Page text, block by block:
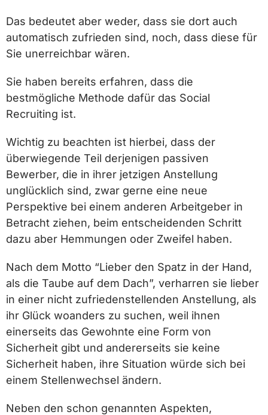
Das bedeutet aber weder, dass sie dort auch
automatisch zufrieden sind, noch, dass diese für
Sie unerreichbar wären.
Sie haben bereits erfahren, dass die
bestmögliche Methode dafür das Social
Recruiting ist.
Wichtig zu beachten ist hierbei, dass der
überwiegende Teil derjenigen passiven
Bewerber, die in ihrer jetzigen Anstellung
unglücklich sind, zwar gerne eine neue
Perspektive bei einem anderen Arbeitgeber in
Betracht ziehen, beim entscheidenden Schritt
dazu aber Hemmungen oder Zweifel haben.
Nach dem Motto “Lieber den Spatz in der Hand,
als die Taube auf dem Dach”, verharren sie lieber
in einer nicht zufriedenstellenden Anstellung, als
ihr Glück woanders zu suchen, weil ihnen
einerseits das Gewohnte eine Form von
Sicherheit gibt und andererseits sie keine
Sicherheit haben, ihre Situation würde sich bei
einem Stellenwechsel ändern.
Neben den schon genannten Aspekten,